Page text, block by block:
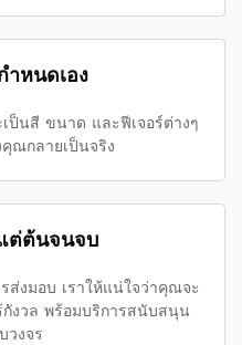
ำหนดเอง
ป็นสี ขนาด และฟีเจอร์ต่างๆ
ณกลายเป็นจริง
ต่ต้นจนจบ
งมอบ เราให้แน่ใจว่าคุณจะ
งวล พร้อมบริการสนับสนุน
วงจร